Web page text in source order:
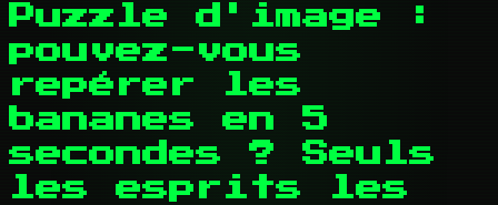
Puzzle d'image :
pouvez-vous
repérer les
bananes en 5
secondes ? Seuls
les esprits les